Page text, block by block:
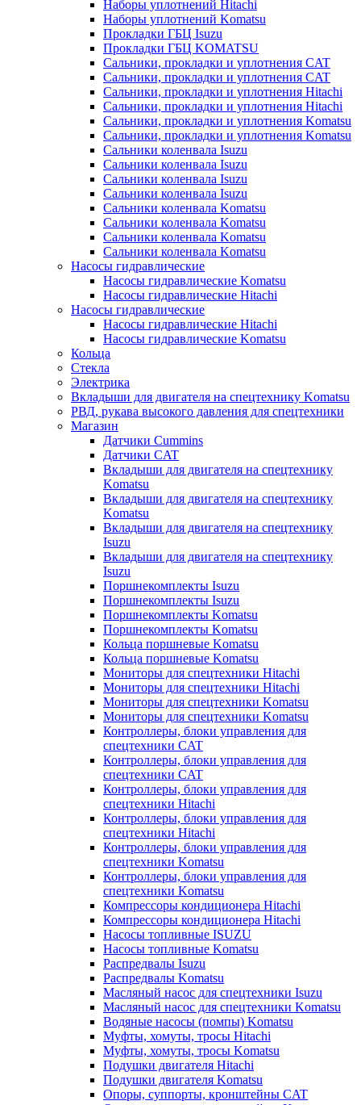
Наборы уплотнений Hitachi
Наборы уплотнений Komatsu
Прокладки ГБЦ Isuzu
Прокладки ГБЦ KOMATSU
Сальники, прокладки и уплотнения CAT
Сальники, прокладки и уплотнения CAT
Сальники, прокладки и уплотнения Hitachi
Сальники, прокладки и уплотнения Hitachi
Сальники, прокладки и уплотнения Komatsu
Сальники, прокладки и уплотнения Komatsu
Сальники коленвала Isuzu
Сальники коленвала Isuzu
Сальники коленвала Isuzu
Сальники коленвала Isuzu
Сальники коленвала Komatsu
Сальники коленвала Komatsu
Сальники коленвала Komatsu
Сальники коленвала Komatsu
Насосы гидравлические
Насосы гидравлические Komatsu
Насосы гидравлические Hitachi
Насосы гидравлические
Насосы гидравлические Hitachi
Насосы гидравлические Komatsu
Кольца
Стекла
Электрика
Вкладыши для двигателя на спецтехнику Komatsu
РВД, рукава высокого давления для спецтехники
Магазин
Датчики Cummins
Датчики CAT
Вкладыши для двигателя на спецтехнику
Komatsu
Вкладыши для двигателя на спецтехнику
Komatsu
Вкладыши для двигателя на спецтехнику
Isuzu
Вкладыши для двигателя на спецтехнику
Isuzu
Поршнекомплекты Isuzu
Поршнекомплекты Isuzu
Поршнекомплекты Komatsu
Поршнекомплекты Komatsu
Кольца поршневые Komatsu
Кольца поршневые Komatsu
Мониторы для спецтехники Hitachi
Мониторы для спецтехники Hitachi
Мониторы для спецтехники Komatsu
Мониторы для спецтехники Komatsu
Контроллеры, блоки управления для
спецтехники CAT
Контроллеры, блоки управления для
спецтехники CAT
Контроллеры, блоки управления для
спецтехники Hitachi
Контроллеры, блоки управления для
спецтехники Hitachi
Контроллеры, блоки управления для
спецтехники Komatsu
Контроллеры, блоки управления для
спецтехники Komatsu
Компрессоры кондиционера Hitachi
Компрессоры кондиционера Hitachi
Насосы топливные ISUZU
Насосы топливные Komatsu
Распредвалы Isuzu
Распредвалы Komatsu
Масляный насос для спецтехники Isuzu
Масляный насос для спецтехники Komatsu
Водяные насосы (помпы) Komatsu
Муфты, хомуты, тросы Hitachi
Муфты, хомуты, тросы Komatsu
Подушки двигателя Hitachi
Подушки двигателя Komatsu
Опоры, суппорты, кронштейны CAT